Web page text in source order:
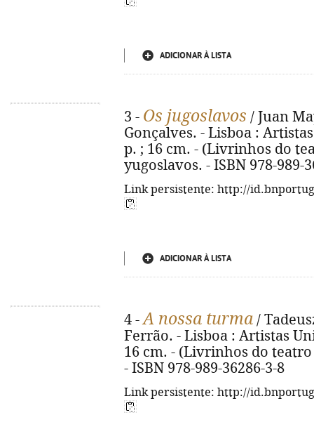
ADICIONAR À LISTA
3 - Os jugoslavos / Juan
Gonçalves. - Lisboa :
p. ; 16 cm. - (Livrinhos do
yugoslavos. - ISBN 978-989-
Link persistente: http://
ADICIONAR À LISTA
4 -A nossa turma /
Ferrão. - Lisboa : Artistas
16 cm. - (Livrinhos do teatro
- ISBN 978-989-36286-3-8
Link persistente: http://